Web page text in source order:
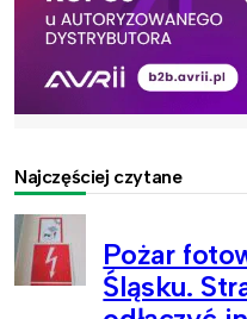
Najczęściej czytane
Pożar
Śląsku.